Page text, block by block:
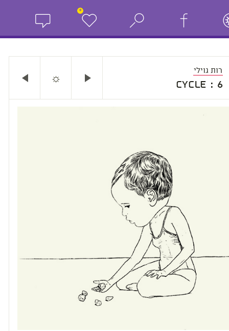
+
רות גוילי
cycle : 6
☼